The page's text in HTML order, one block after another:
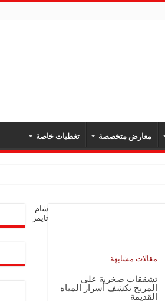
معارض متخصصة تغطيات خاصة
مقالات مشابهة
تشققات صخرية على
المريخ تكشف أسرار المياه
القديمة
شام
تايمز